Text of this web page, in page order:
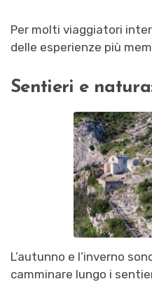
Per molti viaggiatori
delle esperienze più
Sentieri e
L’autunno e l’inverno
camminare lungo i